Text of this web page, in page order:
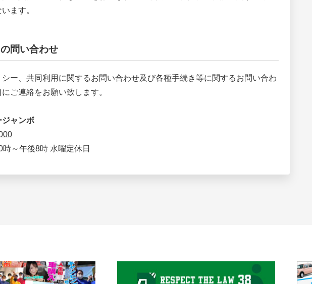
ます。
問い合わせ
ー、共同利用に関するお問い合わせ及び各種手続き等に関するお問い合わ
ご連絡をお願い致します。
ャンボ
～午後8時 水曜定休日